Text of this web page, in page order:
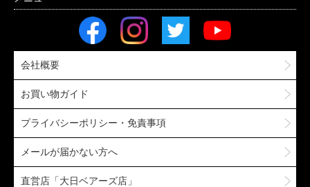
会社概要
お買い物ガイド
プライバシーポリシー・免責事項
メールが届かない方へ
直営店「大日ベアーズ店」